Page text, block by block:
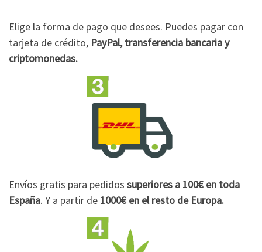
Elige la forma de pago que desees. Puedes pagar con
tarjeta de crédito, PayPal, transferencia bancaria y
criptomonedas.
Envíos gratis para pedidos superiores a 100€ en toda
España. Y a partir de 1000€ en el resto de Europa.